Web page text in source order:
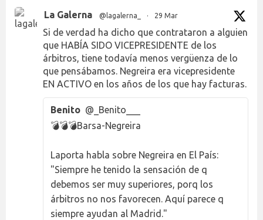
La Galerna @lagalerna_ · 29 Mar
Si de verdad ha dicho que contrataron a alguien
que HABÍA SIDO VICEPRESIDENTE de los
árbitros, tiene todavía menos vergüenza de lo
que pensábamos. Negreira era vicepresidente
EN ACTIVO en los años de los que hay facturas.
Benito @_Benito___
💣💣💣Barsa-Negreira
Laporta habla sobre Negreira en El País:
"Siempre he tenido la sensación de q
debemos ser muy superiores, porq los
árbitros no nos favorecen. Aquí parece q
siempre ayudan al Madrid."